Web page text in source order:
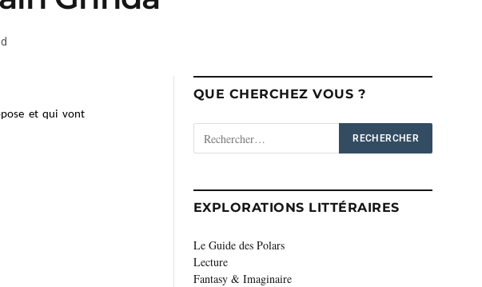
et qui vont
QUE CHERCHEZ VOUS ?
EXPLORATIONS LITTÉRAIRES
Le Guide des Polars
Lecture
Fantasy & Imaginaire